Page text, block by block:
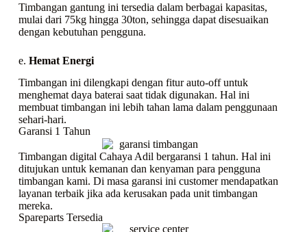
Timbangan gantung ini tersedia dalam berbagai kapasitas,
mulai dari 75kg hingga 30ton, sehingga dapat disesuaikan
dengan kebutuhan pengguna.
e. Hemat Energi
Timbangan ini dilengkapi dengan fitur auto-off untuk
menghemat daya baterai saat tidak digunakan. Hal ini
membuat timbangan ini lebih tahan lama dalam penggunaan
sehari-hari.
Garansi 1 Tahun
Timbangan digital Cahaya Adil bergaransi 1 tahun. Hal ini
ditujukan untuk kemanan dan kenyaman para pengguna
timbangan kami. Di masa garansi ini customer mendapatkan
layanan terbaik jika ada kerusakan pada unit timbangan
mereka.
Spareparts Tersedia